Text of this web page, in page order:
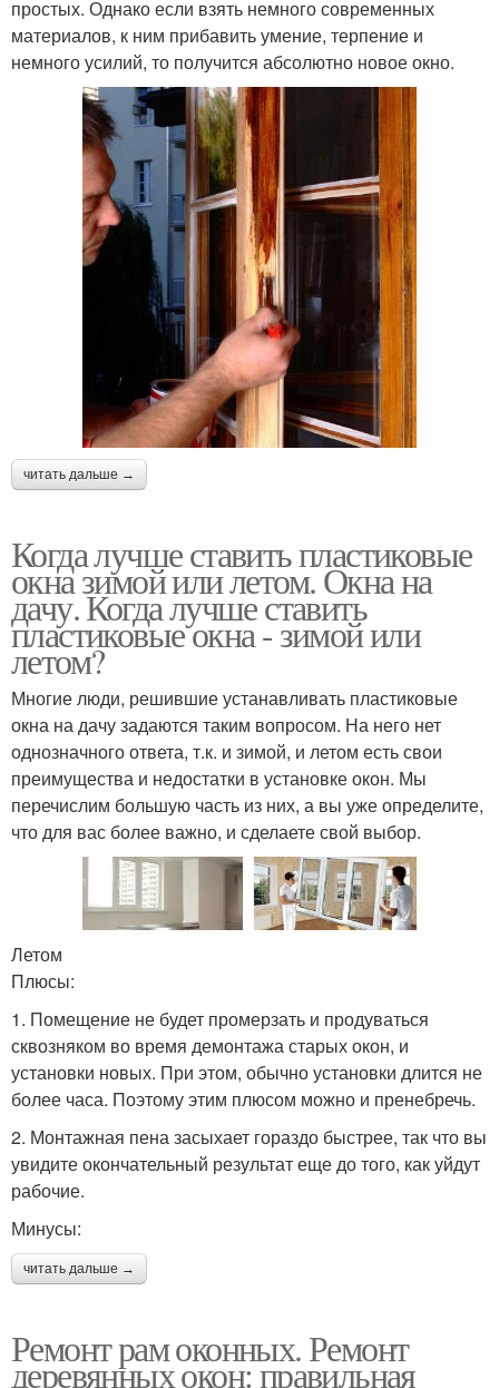
простых. Однако если взять немного современных
материалов, к ним прибавить умение, терпение и
немного усилий, то получится абсолютно новое окно.
читать дальше →
Когда лучше ставить пластиковые
окна зимой или летом. Окна на
дачу. Когда лучше ставить
пластиковые окна - зимой или
летом?
Многие люди, решившие устанавливать пластиковые
окна на дачу задаются таким вопросом. На него нет
однозначного ответа, т.к. и зимой, и летом есть свои
преимущества и недостатки в установке окон. Мы
перечислим большую часть из них, а вы уже определите,
что для вас более важно, и сделаете свой выбор.
Летом
Плюсы:
1. Помещение не будет промерзать и продуваться
сквозняком во время демонтажа старых окон, и
установки новых. При этом, обычно установки длится не
более часа. Поэтому этим плюсом можно и пренебречь.
2. Монтажная пена засыхает гораздо быстрее, так что вы
увидите окончательный результат еще до того, как уйдут
рабочие.
Минусы:
читать дальше →
Ремонт рам оконных. Ремонт
деревянных окон: правильная